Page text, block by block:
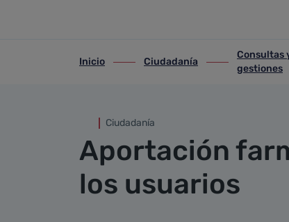
ir-a inicio
Inicio
ir-a Ciudadanía
Ciudadanía
ir-a Consultas y
Consultas
gestiones
Ciudadanía
Aportación
los usuarios